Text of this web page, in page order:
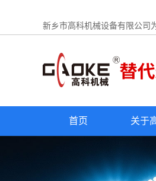
新乡市高科机械设备有限公司
首页 关于